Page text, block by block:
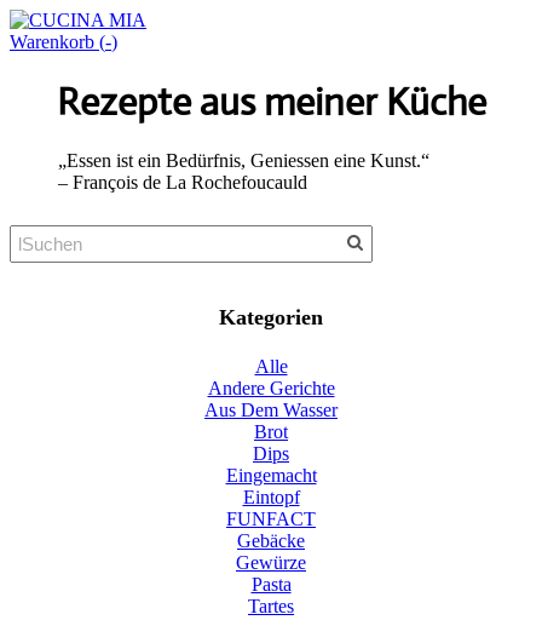
Warenkorb (-)
Rezepte aus meiner Küche
„Essen ist ein Bedürfnis, Geniessen eine Kunst.“
​– François de La Rochefoucauld
Kategorien
Alle
Andere Gerichte
Aus Dem Wasser
Brot
Dips
Eingemacht
Eintopf
FUNFACT
Gebäcke
Gewürze
Pasta
Tartes